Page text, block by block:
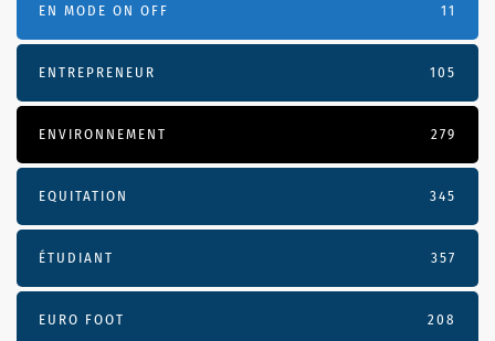
EN MODE ON OFF 11
ENTREPRENEUR 105
ENVIRONNEMENT 279
EQUITATION 345
ÉTUDIANT 357
EURO FOOT 208